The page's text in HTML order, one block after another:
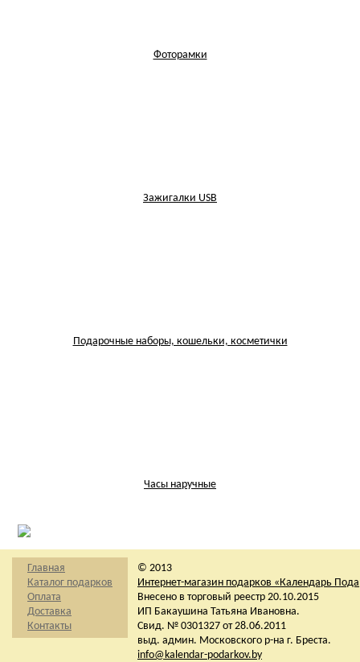
Фоторамки
Зажигалки USB
Подарочные наборы, кошельки, косметички
Часы наручные
Главная
Каталог подарков
Оплата
Доставка
Контакты
© 2013
Интернет-магазин подарков «Календарь
Внесено в торговый реестр 20.10.2015
ИП Бакаушина Татьяна Ивановна.
Свид. № 0301327 от 28.06.2011
выд. админ. Московского р-на г. Бреста.
info@kalendar-podarkov.by